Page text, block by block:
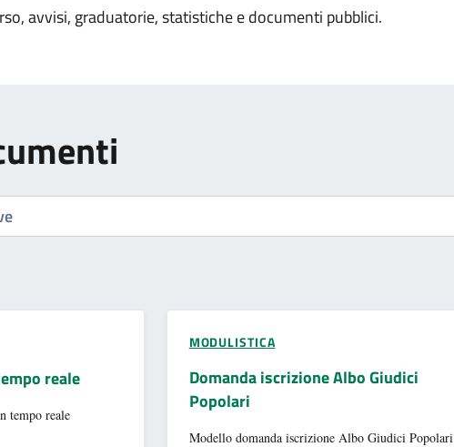
avvisi, graduatorie, statistiche e documenti pubblici.
reale
tempo reale
MODULISTICA
Domanda iscrizione Albo Giudici
Popolari
Modello domanda iscrizione Albo Giudici Popolari